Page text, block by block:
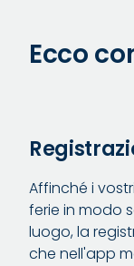
Ecco
Affinché i
ferie in modo
luogo, la
che nell'app